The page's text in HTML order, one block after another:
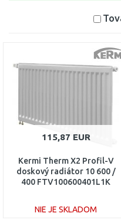
115,87 EUR
Kermi Therm X2 Profil-V
doskový radiátor 10 600 /
400 FTV100600401L1K
NIE JE SKLADOM